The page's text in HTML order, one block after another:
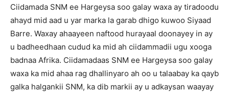
Ciidamada SNM ee Hargeysa soo galay waxa ay tiradoodu
ahayd mid aad u yar marka la garab dhigo kuwoo Siyaad
Barre. Waxay ahaayeen naftood hurayaal doonayey in ay
u badheedhaan cudud ka mid ah ciidammadii ugu xooga
badnaa Afrika. Ciidamadaas SNM ee Hargeysa soo galay
waxa ka mid ahaa rag dhallinyaro ah oo u talaabay ka qayb
galka halgankii SNM, ka dib markii ay u adkaysan waayay